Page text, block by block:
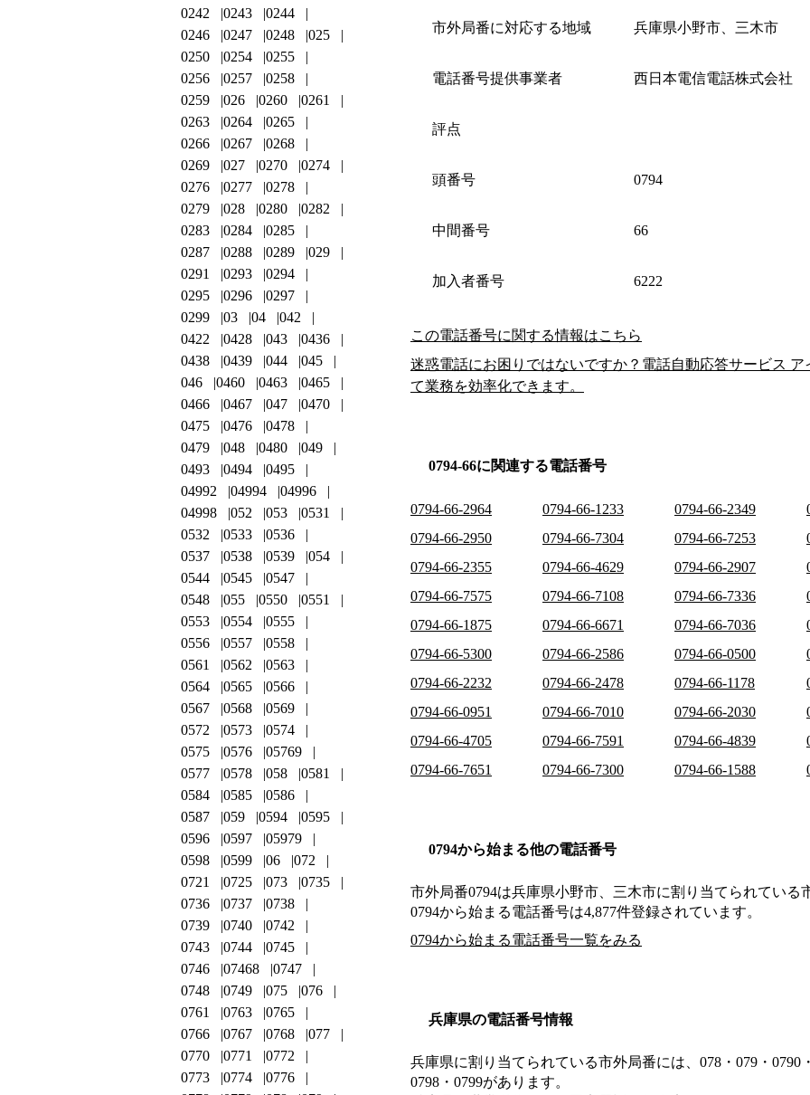
市外局番に対応する地域 兵庫県小野市、三木市
電話番号提供事業者 西日本電信電話株式会社
評点
頭番号 0794
中間番号 66
加入者番号 6222
この電話番号に関する情報はこちら
迷惑電話にお困りではないですか？電話自動応答サービス
て業務を効率化できます。
0794-66に関連する電話番号
0794-66-2964 0794-66-1233 0794-66-2349
0794-66-2950
0794-66-7304 0794-66-7253
0794-66-2355
0794-66-4629 0794-66-2907
0794-66-7575
0794-66-7108 0794-66-7336
0794-66-1875
0794-66-6671 0794-66-7036
0794-66-5300
0794-66-2586 0794-66-0500
0794-66-2232
0794-66-2478 0794-66-1178
0794-66-0951
0794-66-7010 0794-66-2030
0794-66-4705
0794-66-7591 0794-66-4839
0794-66-7651
0794-66-7300 0794-66-1588
0794から始まる他の電話番号
市外局番0794は兵庫県小野市、三木市に割り当てられている
0794から始まる電話番号は4,877件登録されています。
0794から始まる電話番号一覧をみる
兵庫県の電話番号情報
兵庫県に割り当てられている市外局番には、078・079・0790
0798・0799があります。
0242
0243
0244
0246
0247 0248
025
0250
0254
0255
0256
0257
0258
0259
026 0260
0261
0263
0264
0265
0266
0267
0268
0269
027 0270
0274
0276
0277
0278
0279
028 0280
0282
0283
0284
0285
0287
0288 0289
029
0291
0293
0294
0295
0296
0297
0299
03 04
042
0422
0428 043
0436
0438
0439 044
045
046
0460 0463
0465
0466
0467 047
0470
0475
0476
0478
0479
048 0480
049
0493
0494
0495
04992
04994
04996
04998
052 053
0531
0532
0533
0536
0537
0538 0539
054
0544
0545
0547
0548
055 0550
0551
0553
0554
0555
0556
0557
0558
0561
0562
0563
0564
0565
0566
0567
0568
0569
0572
0573
0574
0575
0576
05769
0577
0578 058
0581
0584
0585
0586
0587
059 0594
0595
0596
0597
05979
0598
0599 06
072
0721
0725 073
0735
0736
0737
0738
0739
0740
0742
0743
0744
0745
0746
07468
0747
0748
0749 075
076
0761
0763
0765
0766
0767 0768
077
0770
0771
0772
0773
0774
0776